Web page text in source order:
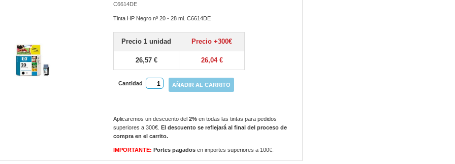
C6614DE
Tinta HP Negro nº 20 - 28 ml. C6614DE
Precio 1 unidad Precio +300€
26,57 € 26,04 €
Cantidad AÑADIR AL CARRITO
Aplicaremos un descuento del2% en todas las tintas para pedidos
superiores a 300€.El descuento se reflejará al final del proceso de
compra en el carrito.
IMPORTANTE: Portes pagadosen importes superiores a 100€.